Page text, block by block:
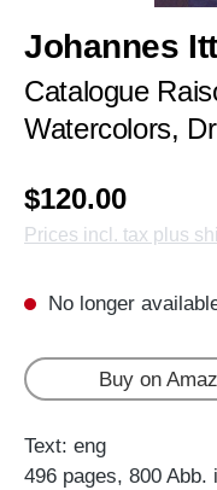
Johannes
Catalogue
Watercolors,
$120.00
Prices incl. tax plus
No longer
Buy on
Text: eng
496 pages, 800 Abb.